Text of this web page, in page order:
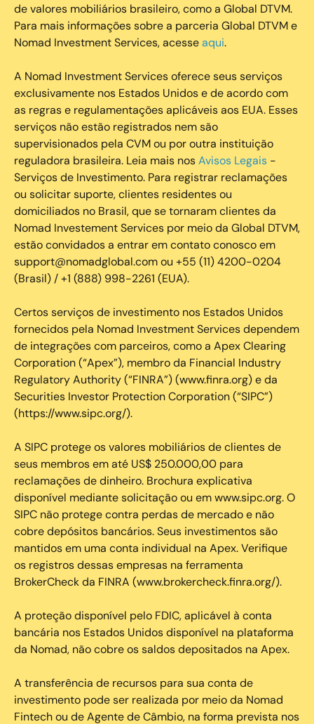
de valores mobiliários brasileiro, como a Global DTVM.
Para mais informações sobre a parceria Global DTVM e
Nomad Investment Services, acesseaqui.
A Nomad Investment Services oferece seus serviços
exclusivamente nos Estados Unidos e de acordo com
as regras e regulamentações aplicáveis aos EUA. Esses
serviços não estão registrados nem são
supervisionados pela CVM ou por outra instituição
reguladora brasileira. Leia mais nosAvisos Legais -
Serviços de Investimento. Para registrar reclamações
ou solicitar suporte, clientes residentes ou
domiciliados no Brasil, que se tornaram clientes da
Nomad Investement Services por meio da Global DTVM,
estão convidados a entrar em contato conosco em
support@nomadglobal.com ou +55 (11) 4200-0204
(Brasil) / +1 (888) 998-2261 (EUA).
Certos serviços de investimento nos Estados Unidos
fornecidos pela Nomad Investment Services dependem
de integrações com parceiros, como a Apex Clearing
Corporation (“Apex”), membro da Financial Industry
Regulatory Authority (“FINRA”) (www.finra.org) e da
Securities Investor Protection Corporation (“SIPC”)
(https://www.sipc.org/).
A SIPC protege os valores mobiliários de clientes de
seus membros em até US$ 250.000,00 para
reclamações de dinheiro. Brochura explicativa
disponível mediante solicitação ou em www.sipc.org. O
SIPC não protege contra perdas de mercado e não
cobre depósitos bancários. Seus investimentos são
mantidos em uma conta individual na Apex. Verifique
os registros dessas empresas na ferramenta
BrokerCheck da FINRA (www.brokercheck.finra.org/).
A proteção disponível pelo FDIC, aplicável à conta
bancária nos Estados Unidos disponível na plataforma
da Nomad, não cobre os saldos depositados na Apex.
A transferência de recursos para sua conta de
investimento pode ser realizada por meio da Nomad
Fintech ou de Agente de Câmbio, na forma prevista nos